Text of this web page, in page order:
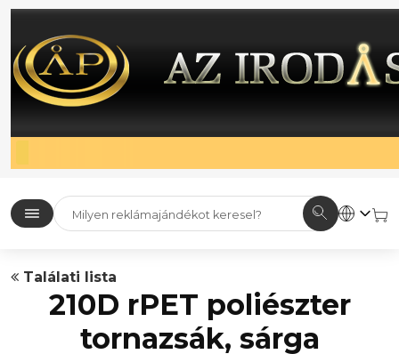
Találati lista
210D rPET poliészter
tornazsák, sárga